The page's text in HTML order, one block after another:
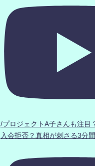
/プロジェクトA子さんも注
入会拒否？真相が刺さる3分